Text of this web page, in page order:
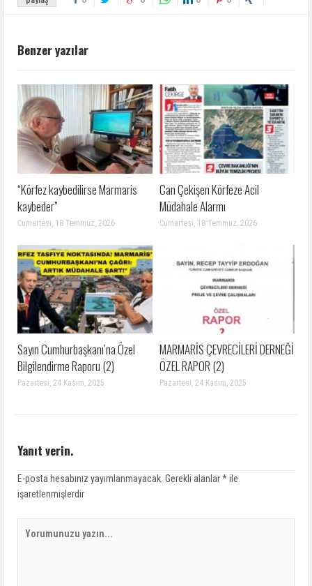
Benzer yazılar
“Körfez kaybedilirse Marmaris
kaybeder”
Cumartesi, 18 Temmuz, 2026
Can Çekişen Körfeze Acil
Müdahale Alarmı
Cumartesi, 18 Temmuz, 2026
Sayın Cumhurbaşkanı’na Özel
Bilgilendirme Raporu (2)
Pazartesi, 24 Kasım, 2025
MARMARİS ÇEVRECİLERİ DERNEĞİ
ÖZEL RAPOR (2)
Pazartesi, 24 Kasım, 2025
Yanıt verin.
E-posta hesabınız yayımlanmayacak. Gerekli alanlar*ile
işaretlenmişlerdir